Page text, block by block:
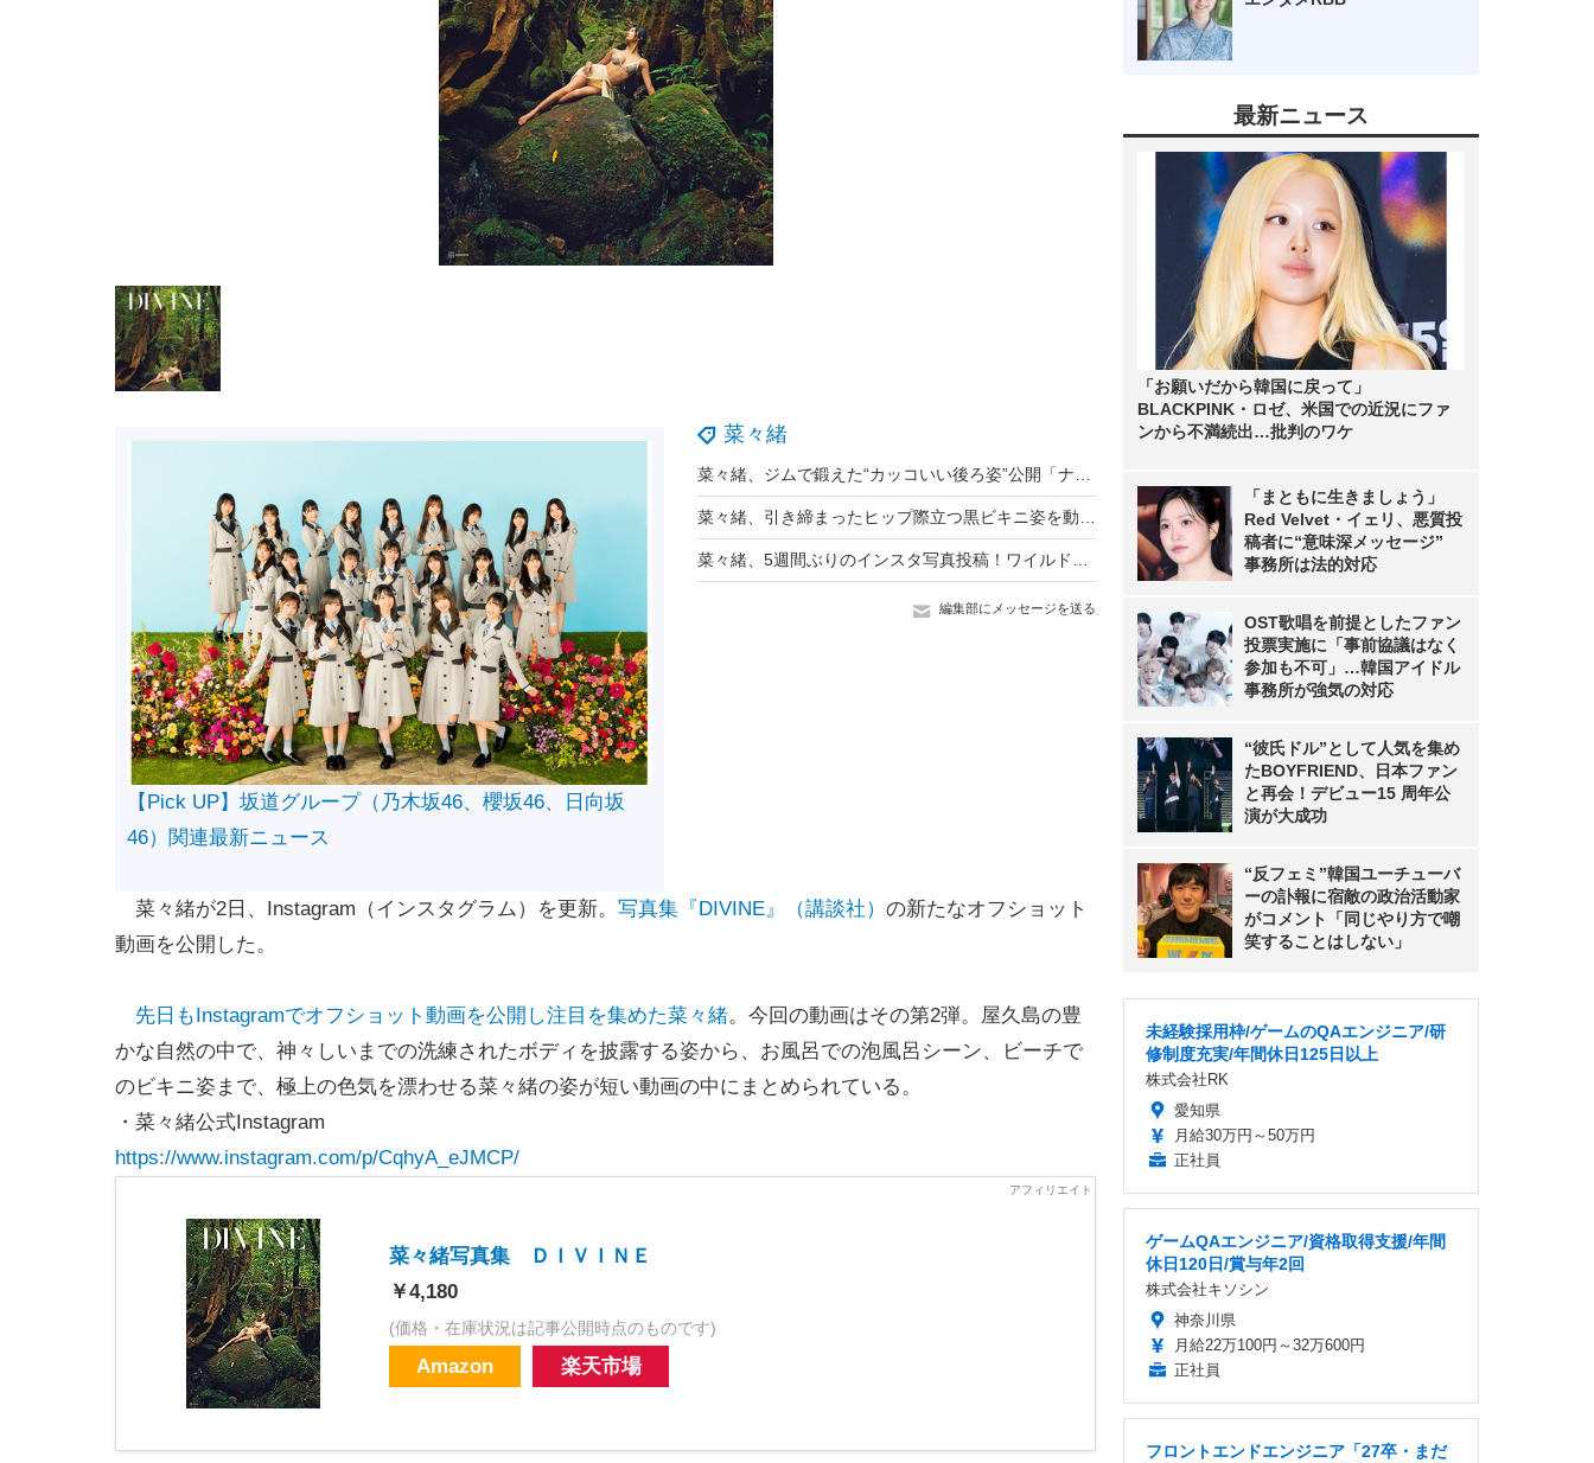
菜々緒
編集部にメッセージを送る
【Pick UP】坂道グループ（乃木坂46、櫻坂46、日向坂
46）関連最新ニュース
菜々緒が2日、Instagram（インスタグラム）を更新。 写真集『DIVINE』（講談社） の新たなオフショット
動画を公開した。
先日もInstagramでオフショット動画を公開し注目を集めた菜々緒。今回の動画はその第2弾。屋久島の豊
かな自然の中で、神々しいまでの洗練されたボディを披露する姿から、お風呂での泡風呂シーン、ビーチで
のビキニ姿まで、極上の色気を漂わせる菜々緒の姿が短い動画の中にまとめられている。
・菜々緒公式Instagram
https://www.instagram.com/p/CqhyA_eJMCP/
菜々緒写真集 ＤＩＶＩＮＥ
￥4,180
(価格・在庫状況は記事公開時点のものです)
Amazon 楽天市場
最新ニュース
「お願いだから韓国に戻って」
BLACKPINK・ロゼ、米国での近況にファ
ンから不満続出…批判のワケ
「まともに生きましょう」
Red Velvet・イェリ、悪質投
稿者に“意味深メッセージ”
事務所は法的対応
OST歌唱を前提としたファン
投票実施に「事前協議はなく
参加も不可」…韓国アイドル
事務所が強気の対応
“彼氏ドル”として人気を集め
たBOYFRIEND、日本ファン
と再会！デビュー15 周年公
演が大成功
“反フェミ”韓国ユーチューバ
ーの訃報に宿敵の政治活動家
がコメント「同じやり方で嘲
笑することはしない」
未経験採用枠/ゲームのQAエンジニア/研
修制度充実/年間休日125日以上
株式会社RK
愛知県
月給30万円～50万円
正社員
ゲームQAエンジニア/資格取得支援/年間
休日120日/賞与年2回
株式会社キソシン
神奈川県
月給22万100円～32万600円
正社員
フロントエンドエンジニア「27卒・まだ